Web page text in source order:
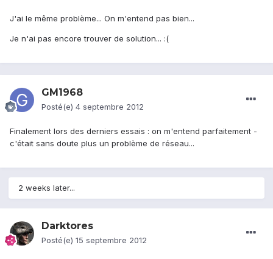
J'ai le même problème... On m'entend pas bien...
Je n'ai pas encore trouver de solution... :(
GM1968
Posté(e) 4 septembre 2012
Finalement lors des derniers essais : on m'entend parfaitement -
c'était sans doute plus un problème de réseau...
2 weeks later...
Darktores
Posté(e) 15 septembre 2012